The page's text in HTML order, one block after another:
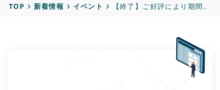
TOP 新着情報 イベント 【終了】ご好評により期間延長！【ハンズオン体験会】「Simple-Start-Pack」ハンズオン体験会 開催のご案内（2/16~3/30）